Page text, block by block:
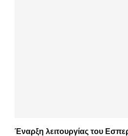
Έναρξη λειτουργίας του